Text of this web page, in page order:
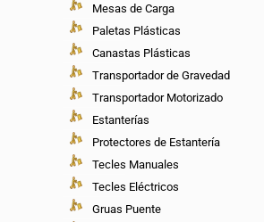
Mesas de Carga
Paletas Plásticas
Canastas Plásticas
Transportador de Gravedad
Transportador Motorizado
Estanterías
Protectores de Estantería
Tecles Manuales
Tecles Eléctricos
Gruas Puente